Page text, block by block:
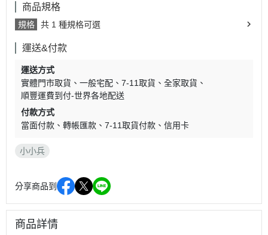
商品規格
規格 共 1 種規格可選
運送&付款
運送方式
實體門市取貨
一般宅配 7-11取貨
全家取貨
順豐運費到付-世界各地配送
付款方式
當面付款
轉帳匯款 7-11取貨付款 信用卡
小小兵
分享商品到
商品詳情